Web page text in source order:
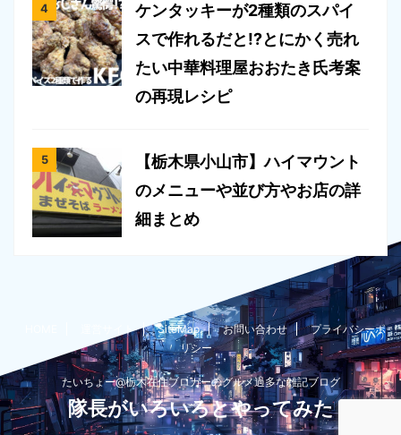
ケンタッキーが2種類のスパイ
スで作れるだと!?とにかく売れ
たい中華料理屋おおたき氏考案
の再現レシピ
【栃木県小山市】ハイマウント
のメニューや並び方やお店の詳
細まとめ
運営サイト SiteMap お問い合わせ
プライバシーポ
リシー
たいちょー@栃木在住ブロガーのグルメ過多な雑記ブログ
隊長がいろいろとやってみた